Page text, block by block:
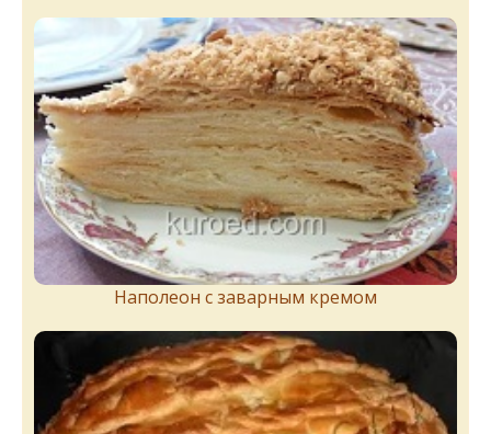
Наполеон с заварным кремом